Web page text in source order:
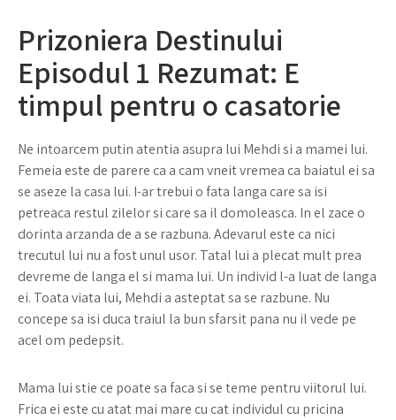
Prizoniera Destinului
Episodul 1 Rezumat: E
timpul pentru o casatorie
Ne intoarcem putin atentia asupra lui Mehdi si a mamei lui.
Femeia este de parere ca a cam vneit vremea ca baiatul ei sa
se aseze la casa lui. I-ar trebui o fata langa care sa isi
petreaca restul zilelor si care sa il domoleasca. In el zace o
dorinta arzanda de a se razbuna. Adevarul este ca nici
trecutul lui nu a fost unul usor. Tatal lui a plecat mult prea
devreme de langa el si mama lui. Un individ l-a luat de langa
ei. Toata viata lui, Mehdi a asteptat sa se razbune. Nu
concepe sa isi duca traiul la bun sfarsit pana nu il vede pe
acel om pedepsit.
Mama lui stie ce poate sa faca si se teme pentru viitorul lui.
Frica ei este cu atat mai mare cu cat individul cu pricina